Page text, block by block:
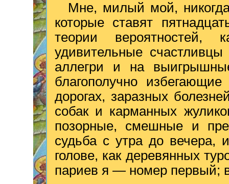
Мне, милый мой,
которые ставят
теории вероятностей,
удивительные
аллегри и на
благополучно
дорогах, заразных
собак и карманных
позорные, смешные и
судьба с утра до вечера,
голове, как деревянных
париев я — номер первый;